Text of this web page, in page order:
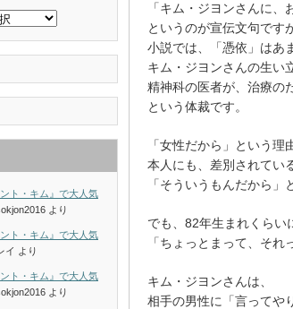
「キム・ジヨンさんに
というのが宣伝文句です
小説では、「憑依」はあ
キム・ジヨンさんの生い
精神科の医者が、治療の
という体裁です。
「女性だから」という
本人にも、差別されてい
「そういうもんだから」
でも、82年生まれくらい
「ちょっとまって、そ
キム・ジヨンさんは、
相手の男性に「言ってや
ト・キム』で大人気
より
ト・キム』で大人気
イ より
ト・キム』で大人気
より